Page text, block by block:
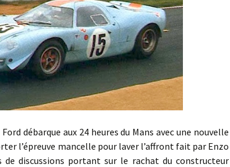
débarque aux 24 heures du Mans avec une nouvelle
l’épreuve mancelle pour laver l’affront fait par Enzo
de discussions portant sur le rachat du constructeur